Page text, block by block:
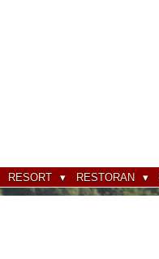
RESORT RESTORAN